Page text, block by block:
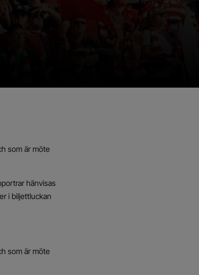
som är möte
hänvisas
i biljettluckan
som är möte